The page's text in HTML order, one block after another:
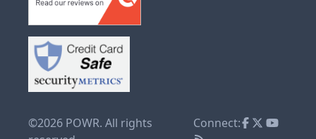
©2026 POWR. All rights
Connect: